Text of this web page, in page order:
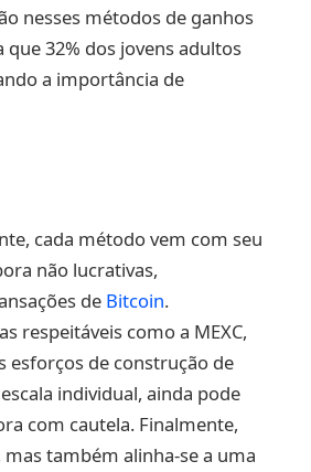
nesses métodos de ganhos
que 32% dos jovens adultos
a importância de
cada método vem com seu
não lucrativas,
de Bitcoin.
respeitáveis como a MEXC,
esforços de construção de
individual, ainda pode
com cautela. Finalmente,
também alinha-se a uma